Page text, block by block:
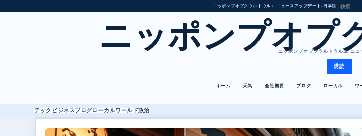
ニッポンプオプクウルトウルエ ニュースアップデート • 日本語
ニッポンプオプ
ニッポンプオプクウルトウルエ ニュ
購読
ホーム 天気 会社概要 ブログ ローカル ワ
テック ビジネスブログローカルワールド政治